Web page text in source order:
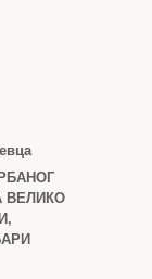
ВЕЛИКО